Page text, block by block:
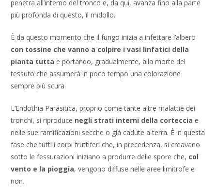
penetra all’interno del tronco e, da qui, avanza fino alla parte
più profonda di questo, il midollo.
È da questo momento che il fungo inizia a infettare l’albero
con tossine che vanno a colpire i vasi linfatici della
pianta tutta e portando, gradualmente, alla morte del
tessuto che assumerà in poco tempo una colorazione
sempre più scura.
L’Endothia Parasitica, proprio come tante altre malattie dei
tronchi, si riproduce negli strati interni della corteccia e
nelle sue ramificazioni secche o già cadute a terra. È in questa
fase che tutti i corpi fruttiferi che, in precedenza, si creavano
sotto le fessurazioni iniziano a produrre delle spore che, col
vento e la pioggia, vengono diffuse nelle aree limitrofe e
non.